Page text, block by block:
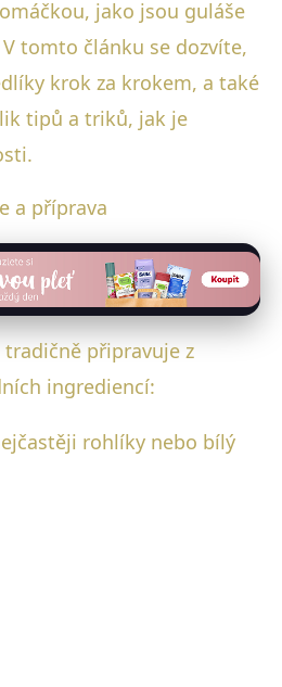
jako jsou guláše
tomto článku se dozvíte,
krok za krokem, a také
tipů a triků, jak je
a příprava
připravuje z
ingrediencí:
rohlíky nebo bílý